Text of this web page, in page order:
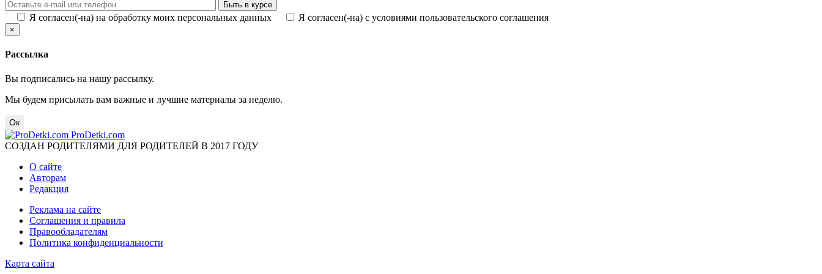
Я согласен(-на) на обработку моих персональных данных Я согласен(-на) с условиями пользовательского соглашения
×
Рассылка
Вы подписались на нашу рассылку.
Мы будем присылать вам важные и лучшие материалы за неделю.
Ок
ProDetki.com
СОЗДАН РОДИТЕЛЯМИ ДЛЯ РОДИТЕЛЕЙ В 2017 ГОДУ
О сайте
Авторам
Редакция
Реклама на сайте
Соглашения и правила
Правообладателям
Политика конфиденциальности
Карта сайта